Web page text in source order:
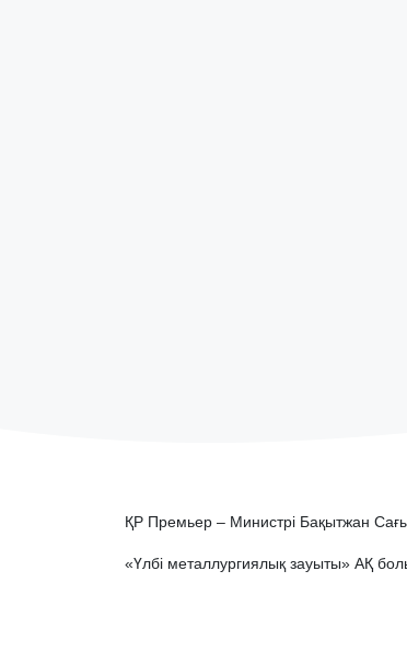
ҚР Премьер – Министрі Бақытжан
«Үлбі металлургиялық зауыты» АҚ